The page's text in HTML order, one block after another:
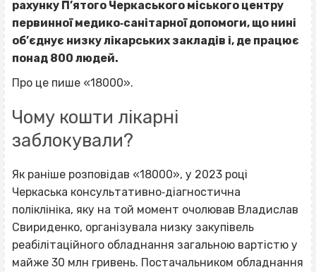
рахунку П’ятого Черкаського міського центру
первинної медико‐санітарної допомоги, що нині
об’єднує низку лікарських закладів і, де працює
понад 800 людей.
Про це пише «18000».
Чому кошти лікарні
заблокували?
Як раніше розповідав «18000», у 2023 році
Черкаська консультативно‐діагностична
поліклініка, яку на той момент очолював Владислав
Свириденко, організувала низку закупівель
реабілітаційного обладнання загальною вартістю у
майже 30 млн гривень. Постачальником обладнання